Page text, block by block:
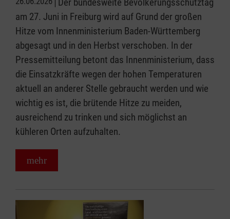
am 27. Juni in Freiburg wird auf Grund der großen
Hitze vom Innenministerium Baden-Württemberg
abgesagt und in den Herbst verschoben. In der
Pressemitteilung betont das Innenministerium, dass
die Einsatzkräfte wegen der hohen Temperaturen
aktuell an anderer Stelle gebraucht werden und wie
wichtig es ist, die brütende Hitze zu meiden,
ausreichend zu trinken und sich möglichst an
kühleren Orten aufzuhalten.
mehr